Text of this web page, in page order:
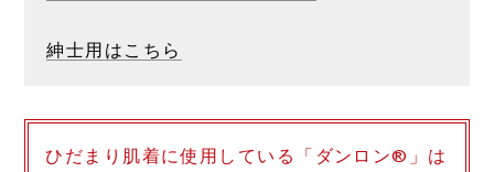
紳士用はこちら
ひだまり肌着に使用している「ダンロン®」は